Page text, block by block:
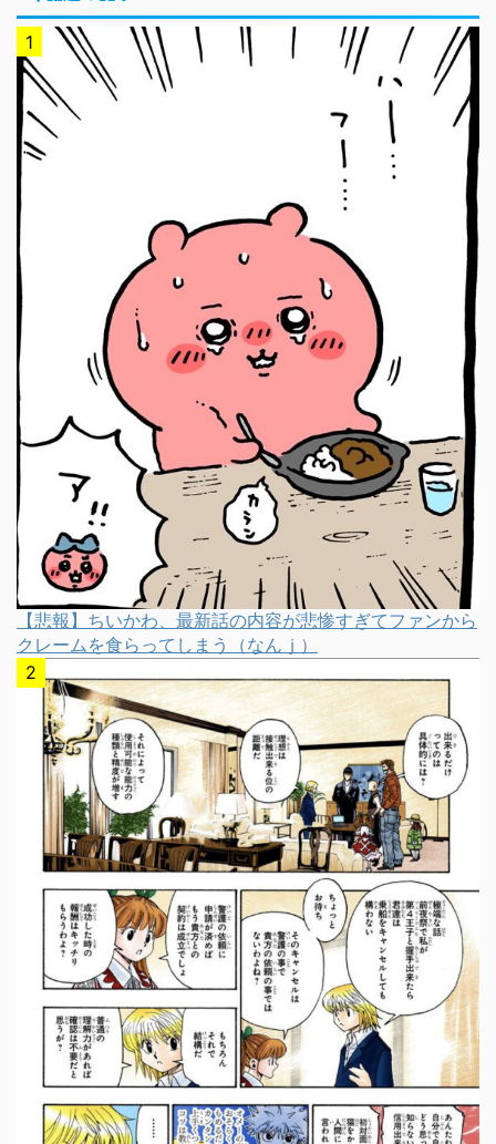
【悲報】ちいかわ、最新話の内容が悲惨すぎてファンから
クレームを食らってしまう（なんｊ）